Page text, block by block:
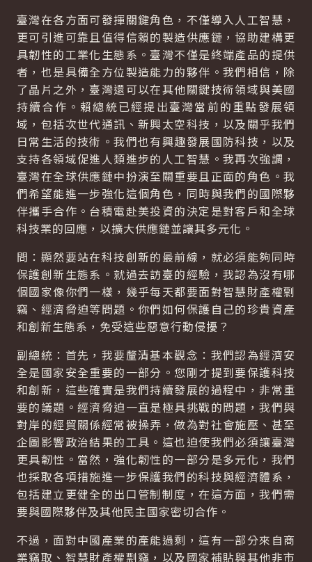
臺灣在各方面可發揮關鍵角色，不僅導入人工智慧，
更可引進可靠且值得信賴的製造供應鏈，協助建構更
具韌性的工業化生態系。臺灣不僅是終端產品的提供
者，也是具備全方位製造能力的夥伴。我們相信，除
了晶片之外，臺灣還可以在其他關鍵技術領域與美國
持續合作。賴總統已經提出臺灣當前的重點發展領
域，包括次世代通訊、新興太空科技，以及關乎我們
日常生活的技術。我們也有興趣發展國防科技，以及
支持各領域促進人類進步的人工智慧。我再次強調，
臺灣在全球供應鏈中扮演至關重要且正面的角色。我
們希望能進一步強化這個角色，同時與我們的國際夥
伴攜手合作。台積電赴美投資的決定是對客戶和全球
科技業的回應，以擴大供應鏈並讓其多元化。
問：顯然要站在科技創新的最前線，就必須能夠同時
保護創新生態系。就過去訪臺的經驗，我認為沒有哪
個國家像你們一樣，幾乎每天都要面對智慧財產權剽
竊、經濟脅迫等問題。你們如何保護自己的珍貴資產
和創新生態系，免受這些惡意行動侵擾？
副總統：首先，我要釐清基本觀念：我們認為經濟安
全是國家安全重要的一部分。您剛才提到要保護科技
和創新，這些確實是我們持續發展的過程中，非常重
要的議題。經濟脅迫一直是極具挑戰的問題，我們與
對岸的經貿關係經常被操弄，做為對社會施壓、甚至
企圖影響政治結果的工具。這也迫使我們必須讓臺灣
更具韌性。當然，強化韌性的一部分是多元化，我們
也採取各項措施進一步保護我們的科技與經濟體系，
包括建立更健全的出口管制制度，在這方面，我們需
要與國際夥伴及其他民主國家密切合作。
不過，面對中國產業的產能過剩，這有一部分來自商
業竊取、智慧財產權剽竊，以及國家補貼與其他非市